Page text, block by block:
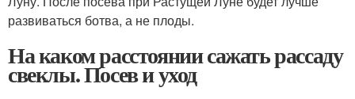
развиваться ботва, а не плоды.
На каком расстоянии сажать рассаду
свеклы. Посев и уход